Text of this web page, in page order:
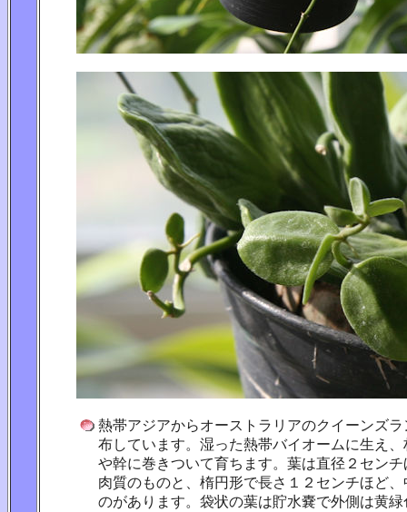
熱帯アジアからオーストラリアのクイーンズ
布しています。湿った熱帯バイオームに生え
や幹に巻きついて育ちます。葉は直径２セン
肉質のものと、楕円形で長さ１２センチほど
のがあります。袋状の葉は貯水嚢で外側は黄